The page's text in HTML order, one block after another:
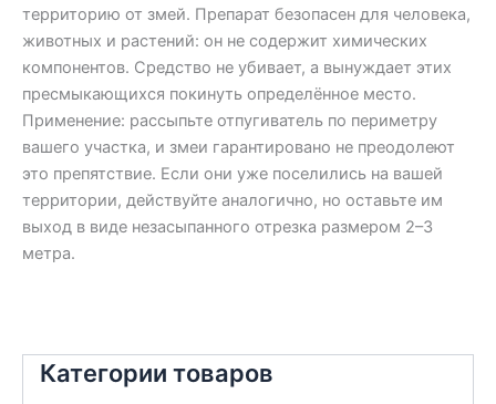
Категории товаров
территорию от змей. Препарат безопасен для человека,
животных и растений: он не содержит химических
компонентов. Средство не убивает, а вынуждает этих
пресмыкающихся покинуть определённое место.
Применение: рассыпьте отпугиватель по периметру
вашего участка, и змеи гарантировано не преодолеют
это препятствие. Если они уже поселились на вашей
территории, действуйте аналогично, но оставьте им
выход в виде незасыпанного отрезка размером 2–3
метра.